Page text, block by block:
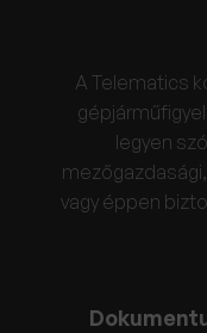
A Telematics
legyen
vagy éppen